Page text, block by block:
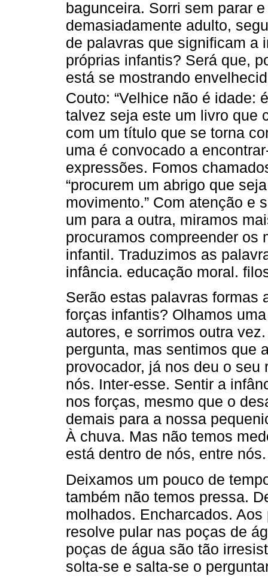
bagunceira. Sorri sem parar
demasiadamente adulto,
de palavras que significam a
próprias infantis? Será que,
está se mostrando
Couto: “Velhice não é idade:
talvez seja este um livro que
com um título que se torna
uma é convocado a
expressões. Fomos
“procurem um abrigo que
movimento.” Com atenção e
um para a outra, miramos
procuramos compreender os
infantil. Traduzimos as
infância. educação moral.
Serão estas palavras formas
forças infantis? Olhamos
autores, e sorrimos outra
pergunta, mas sentimos que
provocador, já nos deu o
nós. Inter-esse. Sentir a
nos forças, mesmo que o
demais para a nossa
À chuva. Mas não temos
está dentro de nós, entre nós.
Deixamos um pouco de
também não temos pressa.
molhados. Encharcados.
resolve pular nas poças de
poças de água são tão
solta-se e salta-se o